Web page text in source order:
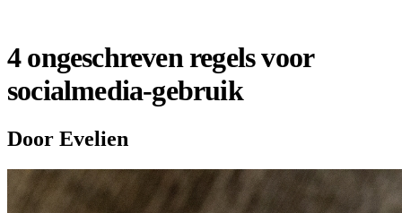
4 ongeschreven regels voor
socialmedia-gebruik
Door Evelien